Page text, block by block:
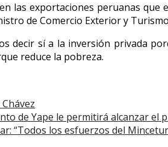
las exportaciones peruanas que
de Comercio Exterior y
decir sí a la inversión privada
reduce la pobreza.
de Yape le permitirá alcanzar el
“Todos los esfuerzos del